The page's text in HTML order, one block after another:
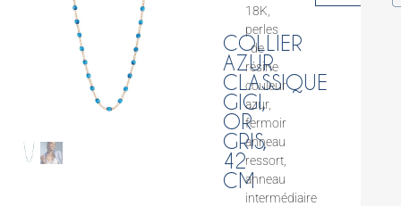
COLLIER
AZUR
CLASSIQUE
GIGI,
OR
GRIS,
42
CM
18K,
perles
de
résine
couleur
azur,
fermoir
anneau
ressort,
anneau
intermédiaire